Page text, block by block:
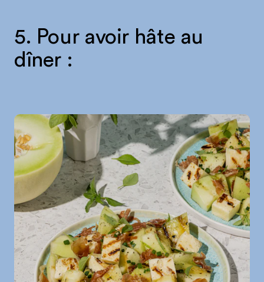
5. Pour avoir hâte au
dîner :